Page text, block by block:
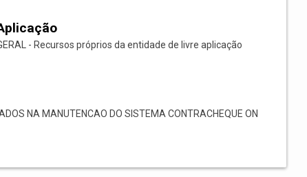
- Recursos próprios da entidade de livre aplicação
NA MANUTENCAO DO SISTEMA CONTRACHEQUE ON